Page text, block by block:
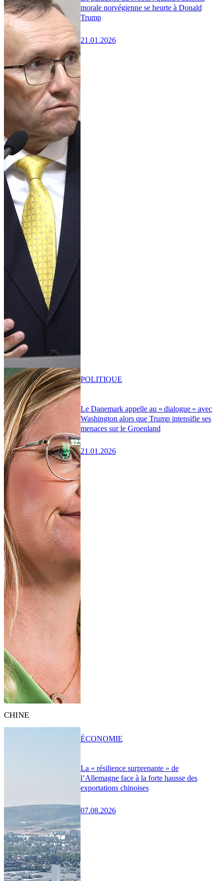
morale norvégienne se heurte à Donald
Trump
21.01.2026
Le Danemark appelle au « dialogue » avec
Washington alors que Trump intensifie ses
menaces sur le Groenland
21.01.2026
POLITIQUE
CHINE
La « résilience surprenante » de
l’Allemagne face à la forte hausse des
exportations chinoises
07.08.2026
ÉCONOMIE